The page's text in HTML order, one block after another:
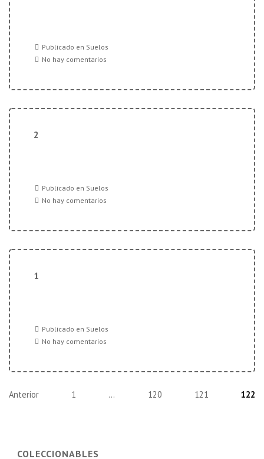
Publicado en Suelos
No hay comentarios
2
Publicado en Suelos
No hay comentarios
1
Publicado en Suelos
No hay comentarios
Paginación
Anterior 1 … 120 121 122
COLECCIONABLES